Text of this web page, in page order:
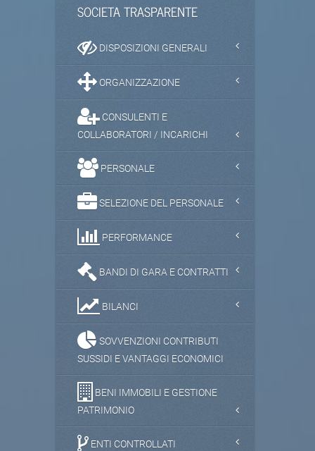
SOCIETA TRASPARENTE
DISPOSIZIONI GENERALI
ORGANIZZAZIONE
CONSULENTI E
COLLABORATORI / INCARICHI
PERSONALE
SELEZIONE DEL PERSONALE
PERFORMANCE
BANDI DI GARA E CONTRATTI
BILANCI
SOVVENZIONI CONTRIBUTI
SUSSIDI E VANTAGGI ECONOMICI
BENI IMMOBILI E GESTIONE
PATRIMONIO
ENTI CONTROLLATI